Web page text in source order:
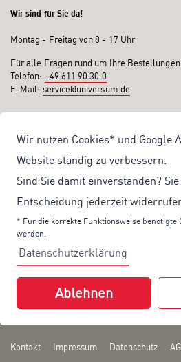
Wir nutzen Cookies* und Google
Website ständig zu verbessern.
Sind Sie damit einverstanden?
Entscheidung jederzeit
* Für die korrekte Funktionsweise benötigte
werden.
Datenschutzerklärung
Ablehnen
Wir sind für Sie da!
Montag - Freitag von 8 - 17 Uhr
Für alle Fragen rund um Ihre
Telefon: +49 611 90 30 0
E-Mail: service@universum.de
Kostenloser Versand ab 50€ Bestellwert
Sicher Einkaufen: Rechnung, PayPal
Produktentwicklung von eigener
Sonderaktionen & Preisvorteile
Aktuelle News zu unseren Shop-Angeboten
Mit unserem Newsletter UV-Report
aktuelle Angebote und neue Produkte:
geht es zu unserem Newsletter.
Kontakt Impressum Datenschutz